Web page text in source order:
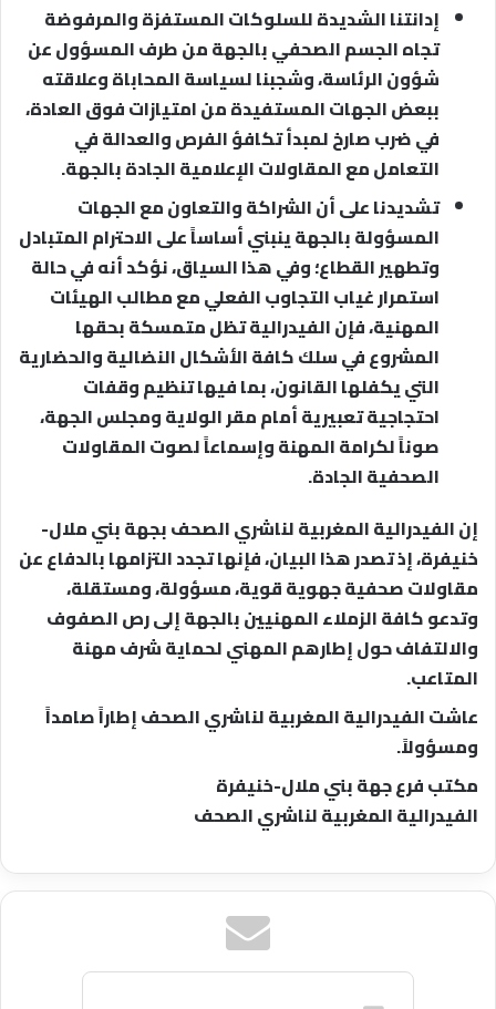
إدانتنا الشديدة للسلوكات المستفزة والمرفوضة
تجاه الجسم الصحفي بالجهة من طرف المسؤول عن
شؤون الرئاسة، وشجبنا لسياسة المحاباة وعلاقته
ببعض الجهات المستفيدة من امتيازات فوق العادة،
في ضرب صارخ لمبدأ تكافؤ الفرص والعدالة في
التعامل مع المقاولات الإعلامية الجادة بالجهة.
تشديدنا على أن الشراكة والتعاون مع الجهات
المسؤولة بالجهة ينبني أساساً على الاحترام المتبادل
وتطهير القطاع؛ وفي هذا السياق، نؤكد أنه في حالة
استمرار غياب التجاوب الفعلي مع مطالب الهيئات
المهنية، فإن الفيدرالية تظل متمسكة بحقها
المشروع في سلك كافة الأشكال النضالية والحضارية
التي يكفلها القانون، بما فيها تنظيم وقفات
احتجاجية تعبيرية أمام مقر الولاية ومجلس الجهة،
صوناً لكرامة المهنة وإسماعاً لصوت المقاولات
الصحفية الجادة.
إن الفيدرالية المغربية لناشري الصحف بجهة بني ملال-
خنيفرة، إذ تصدر هذا البيان، فإنها تجدد التزامها بالدفاع عن
مقاولات صحفية جهوية قوية، مسؤولة، ومستقلة،
وتدعو كافة الزملاء المهنيين بالجهة إلى رص الصفوف
والالتفاف حول إطارهم المهني لحماية شرف مهنة
المتاعب.
عاشت الفيدرالية المغربية لناشري الصحف إطاراً صامداً
ومسؤولاً.
مكتب فرع جهة بني ملال-خنيفرة
الفيدرالية المغربية لناشري الصحف